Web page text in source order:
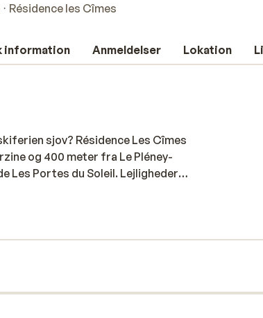
Résidence les Cîmes
information Anmeldelser Lokation
sjov? Résidence Les Cîmes
og 400 meter fra Le Pléney-
Les Portes du Soleil. Lejlighederne
så du nemt kan lave din egen
byens hyggelige restauranter